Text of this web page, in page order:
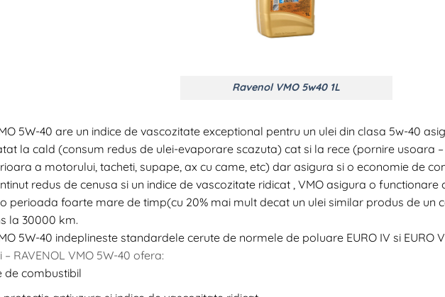
Ravenol VMO 5w40 1L
5W-40 are un indice de vascozitate exceptional pentru un ulei din clasa 5w-40
la cald (consum redus de ulei-evaporare scazuta) cat si la rece (pornire usoara
a motorului, tacheti, supape, ax cu came, etc) dar asigura si o economie de
redus de cenusa si un indice de vascozitate ridicat , VMO asigura o
perioada foarte mare de timp(cu 20% mai mult decat un ulei similar produs de un
la 30000 km.
5W-40 indeplineste standardele cerute de normele de poluare EURO IV si EURO V
RAVENOL VMO 5W-40 ofera:
de combustibil